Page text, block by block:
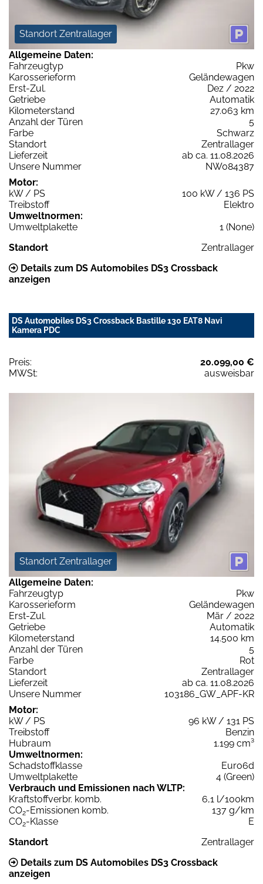
Standort Zentrallager
Allgemeine Daten:
Fahrzeugtyp
Pkw
Karosserieform
Geländewagen
Erst-Zul.
Dez / 2022
Getriebe
Automatik
Kilometerstand
27.063 km
Anzahl der Türen
5
Farbe
Schwarz
Standort
Zentrallager
Lieferzeit
ab ca. 11.08.2026
Unsere Nummer
NW084387
Motor:
kW / PS
100 kW / 136 PS
Treibstoff
Elektro
Umweltnormen:
Umweltplakette
1 (None)
Standort
Zentrallager
Details zum DS Automobiles DS3 Crossback
anzeigen
DS Automobiles DS3 Crossback Bastille 130 EAT8 Navi
Kamera PDC
Preis:
20.099,00 €
MWSt:
ausweisbar
Standort Zentrallager
Allgemeine Daten:
Fahrzeugtyp
Pkw
Karosserieform
Geländewagen
Erst-Zul.
Mär / 2022
Getriebe
Automatik
Kilometerstand
14.500 km
Anzahl der Türen
5
Farbe
Rot
Standort
Zentrallager
Lieferzeit
ab ca. 11.08.2026
Unsere Nummer
103186_GW_APF-KR
Motor:
kW / PS
96 kW / 131 PS
Treibstoff
Benzin
Hubraum
1.199 cm³
Umweltnormen:
Schadstoffklasse
Euro6d
Umweltplakette
4 (Green)
Verbrauch und Emissionen nach WLTP:
Kraftstoffverbr. komb.
6,1 l/100km
CO2-Emissionen komb.
137 g/km
CO2-Klasse
E
Standort
Zentrallager
Details zum DS Automobiles DS3 Crossback
anzeigen